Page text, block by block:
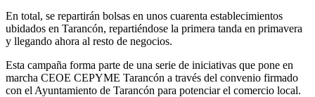
En total, se repartirán bolsas en unos cuarenta establecimientos
ubidados en Tarancón, repartiéndose la primera tanda en primavera
y llegando ahora al resto de negocios.
Esta campaña forma parte de una serie de iniciativas que pone en
marcha CEOE CEPYME Tarancón a través del convenio firmado
con el Ayuntamiento de Tarancón para potenciar el comercio local.